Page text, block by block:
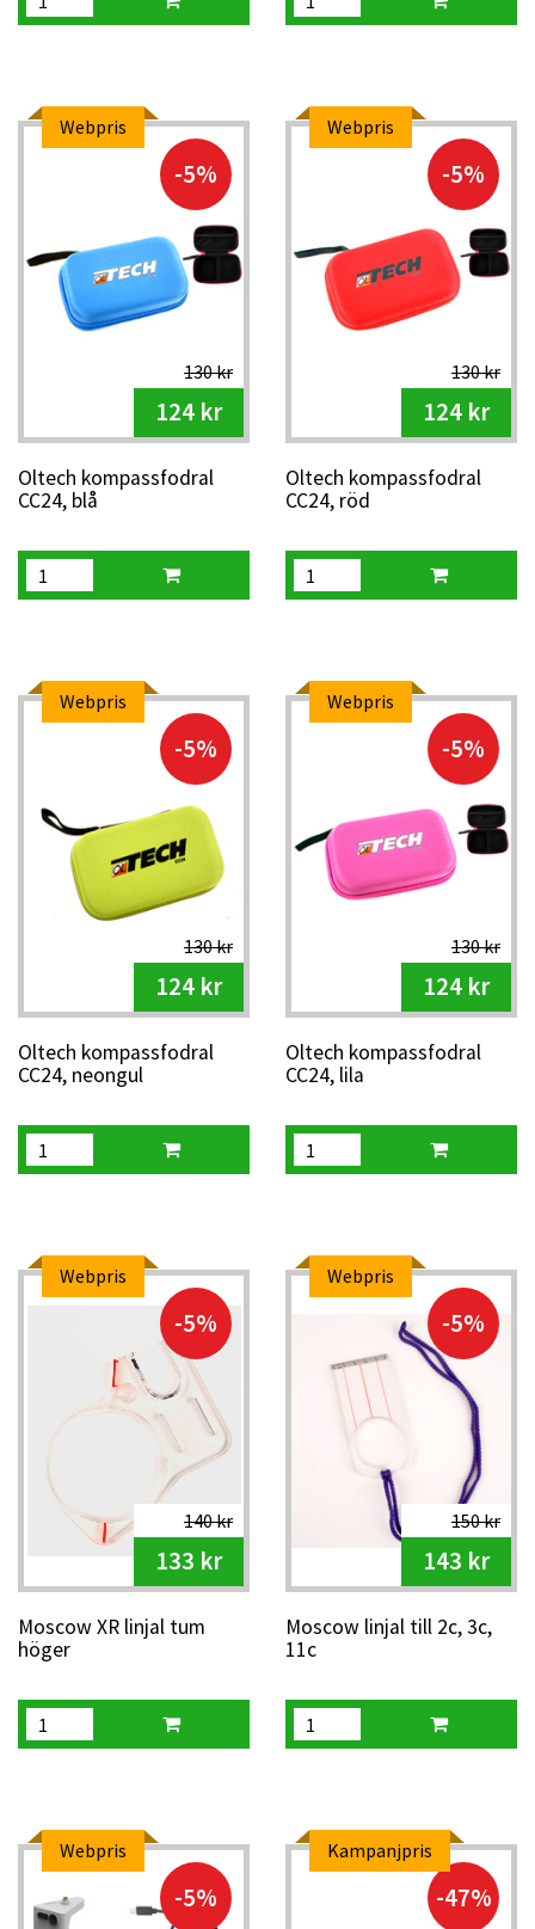
Webpris
-5%
130 kr
124 kr
Oltech kompassfodral
CC24, blå
Webpris
-5%
130 kr
124 kr
Oltech kompassfodral
CC24, röd
Webpris
-5%
130 kr
124 kr
Oltech kompassfodral
CC24, neongul
Webpris
-5%
130 kr
124 kr
Oltech kompassfodral
CC24, lila
Webpris
-5%
140 kr
133 kr
Moscow XR linjal tum
höger
Webpris
-5%
150 kr
143 kr
Moscow linjal till 2c, 3c,
11c
Webpris
-5%
Kampanjpris
-47%